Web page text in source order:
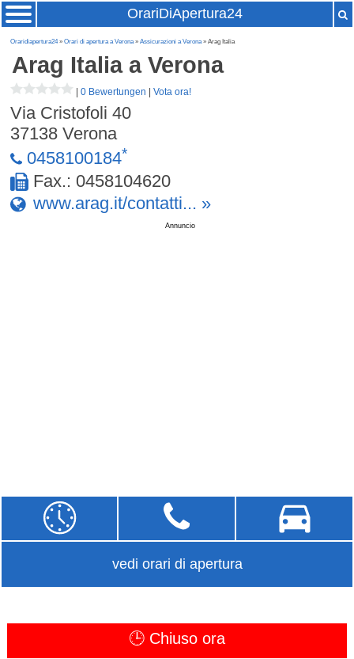
OrariDiApertura24
Oraridiapertura24»Orari di apertura a Verona»Assicurazioni a Verona» Arag Italia
Arag Italiaa Verona
|0 Bewertungen |Vota ora!
Via Cristofoli 40
37138 Verona
0458100184*
Fax.: 0458104620
www.arag.it/contatti... »
Annuncio
vedi orari di apertura
🕒 Chiuso ora